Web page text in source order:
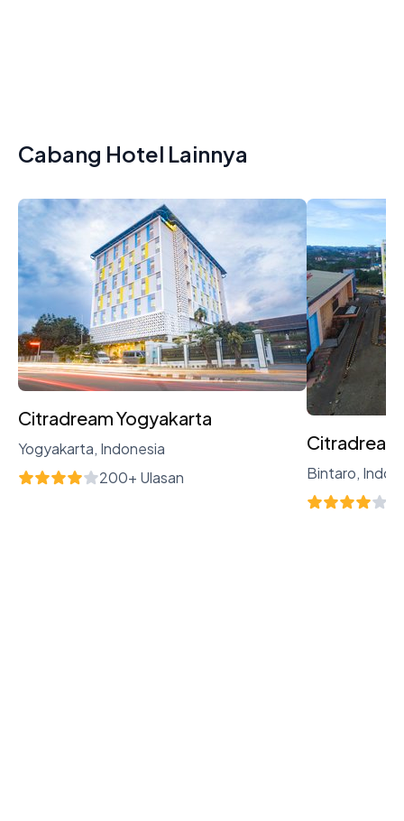
Cabang Hotel Lainnya
Citradream Yogyakarta
Yogyakarta, Indonesia
200+ Ulasan
Bintaro,